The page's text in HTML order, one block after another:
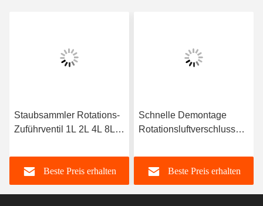
Staubsammler Rotations-
Zuführventil 1L 2L 4L 8L
Beste Preis erhalten
Schnelle Demontage
Rotationsluftverschluss
Kohlenstoffstahl
Beste Preis erhalten